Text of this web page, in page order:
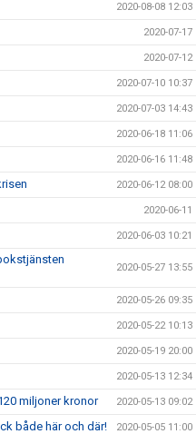
2020-08-08 12:03
2020-07-17
2020-07-12
2020-07-10 10:37
2020-07-03 14:43
2020-06-18 11:06
2020-06-16 11:48
2020-06-12 08:00
2020-06-11
2020-06-03 10:21
2020-05-27 13:55
2020-05-26 09:35
2020-05-22 10:13
2020-05-19 20:00
2020-05-13 12:34
miljoner kronor 2020-05-13 09:02
både här och där! 2020-05-05 11:00